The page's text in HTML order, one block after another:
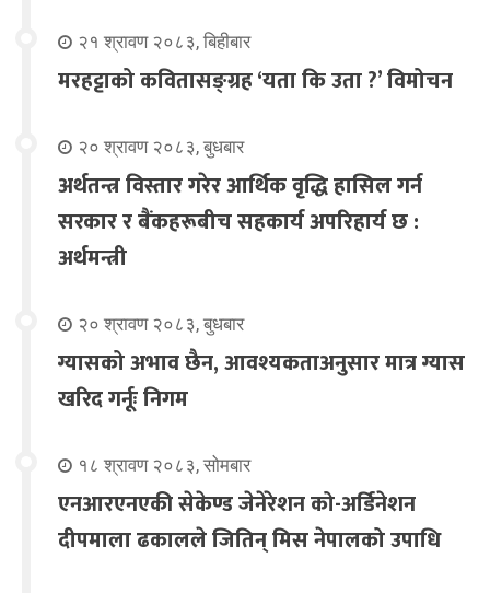
२१ श्रावण २०८३, बिहीबार
मरहट्टाको कवितासङ्ग्रह ‘यता कि उता ?’ विमोचन
२० श्रावण २०८३, बुधबार
अर्थतन्त्र विस्तार गरेर आर्थिक वृद्धि हासिल गर्न
सरकार र बैंकहरूबीच सहकार्य अपरिहार्य छ :
अर्थमन्त्री
२० श्रावण २०८३, बुधबार
ग्यासको अभाव छैन, आवश्यकताअनुसार मात्र ग्यास
खरिद गर्नूः निगम
१८ श्रावण २०८३, सोमबार
एनआरएनएकी सेकेण्ड जेनेरेशन को-अर्डिनेशन
दीपमाला ढकालले जितिन् मिस नेपालको उपाधि